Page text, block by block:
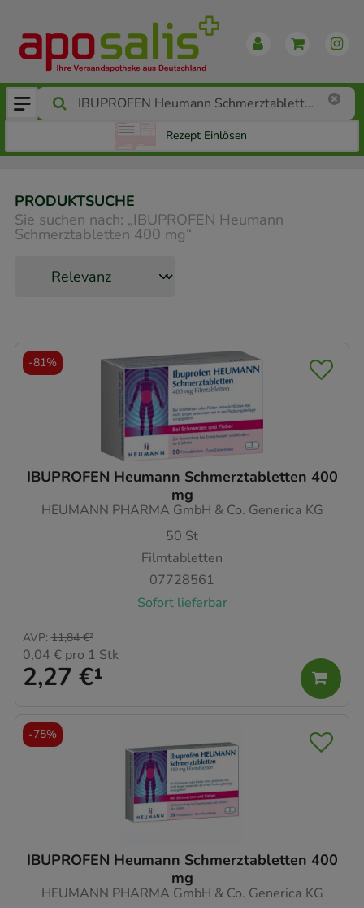
Rezept Einlösen
PRODUKTSUCHE
Sie suchen nach: „IBUPROFEN Heumann
Schmerztabletten 400 mg“
IBUPROFEN Heumann Schmerztabletten 400
mg
HEUMANN PHARMA GmbH & Co. Generica KG
50 St
Filmtabletten
07728561
Sofort lieferbar
2,27 €¹
AVP: 11,84 €²
0,04 € pro 1 Stk
-81%
IBUPROFEN Heumann Schmerztabletten 400
mg
HEUMANN PHARMA GmbH & Co. Generica KG
-75%